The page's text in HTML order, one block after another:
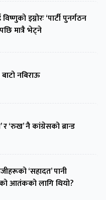
इग्नोरः ‘पार्टी पुनर्गठन
मात्रै भेट्ने
नबिराऊ
र ‘रुख’ नै कांग्रेसको ब्रान्ड
‘सहादत’ पानी
आतंकको लागि थियो?